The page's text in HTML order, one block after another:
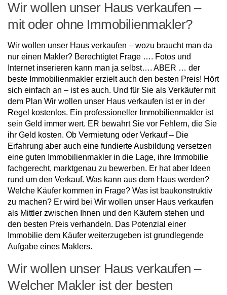
Wir wollen unser Haus verkaufen –
mit oder ohne Immobilienmakler?
Wir wollen unser Haus verkaufen – wozu braucht man da
nur einen Makler? Berechtigtet Frage …. Fotos und
Internet inserieren kann man ja selbst…. ABER … der
beste Immobilienmakler erzielt auch den besten Preis! Hört
sich einfach an – ist es auch. Und für Sie als Verkäufer mit
dem Plan Wir wollen unser Haus verkaufen ist er in der
Regel kostenlos. Ein professioneller Immobilienmakler ist
sein Geld immer wert. ER bewahrt Sie vor Fehlern, die Sie
ihr Geld kosten. Ob Vermietung oder Verkauf – Die
Erfahrung aber auch eine fundierte Ausbildung versetzen
eine guten Immobilienmakler in die Lage, ihre Immobilie
fachgerecht, marktgenau zu bewerben. Er hat aber Ideen
rund um den Verkauf. Was kann aus dem Haus werden?
Welche Käufer kommen in Frage? Was ist baukonstruktiv
zu machen? Er wird bei Wir wollen unser Haus verkaufen
als Mittler zwischen Ihnen und den Käufern stehen und
den besten Preis verhandeln. Das Potenzial einer
Immobilie dem Käufer weiterzugeben ist grundlegende
Aufgabe eines Maklers.
Wir wollen unser Haus verkaufen –
Welcher Makler ist der besten